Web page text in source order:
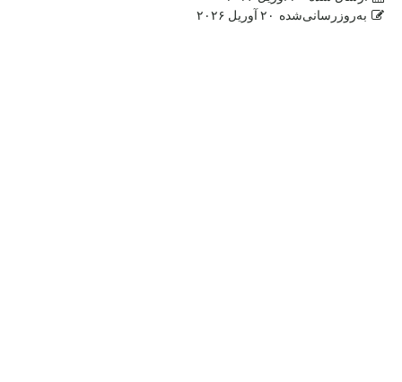
به‌روزرسانی‌شده ۲۰ آوریل ۲۰۲۶